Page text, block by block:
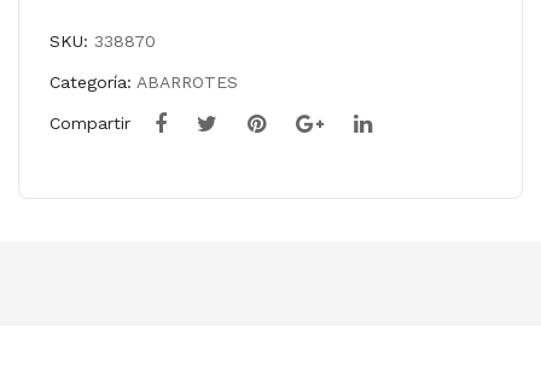
SKU: 338870
Categoría: ABARROTES
Compartir